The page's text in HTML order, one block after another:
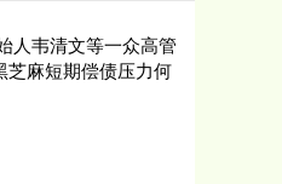
人韦清文等一众高管
芝麻短期偿债压力何